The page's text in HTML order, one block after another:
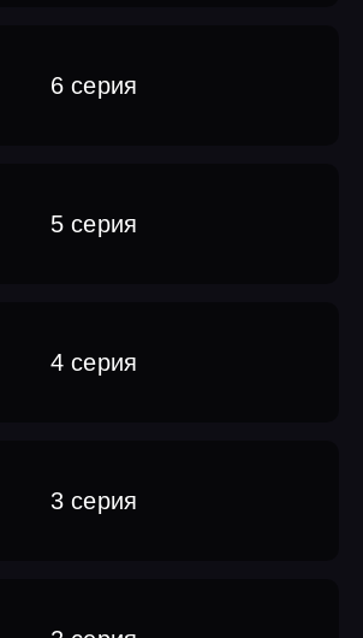
6 серия
5 серия
4 серия
3 серия